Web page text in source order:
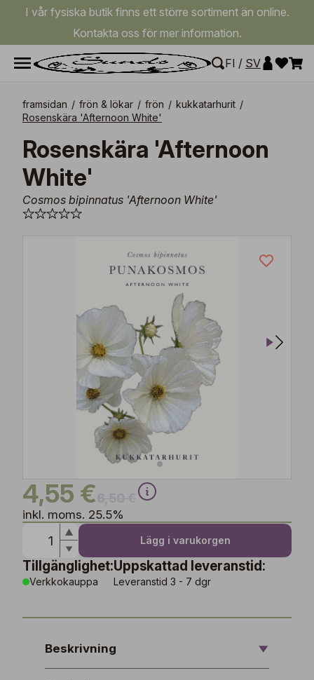
I vår fysiska butik finns ett större sortiment än online.
Kontakta oss för mer information.
FI / SV
framsidan / frön & lökar / frön / kukkatarhurit /
Rosenskära 'Afternoon White'
Rosenskära 'Afternoon
White'
Cosmos bipinnatus 'Afternoon White'
4,55 €
inkl. moms. 25.5%
Lägg i varukorgen
Tillgänglighet:
Verkkokauppa
Uppskattad leveranstid:
Leveranstid 3 - 7 dgr
Beskrivning